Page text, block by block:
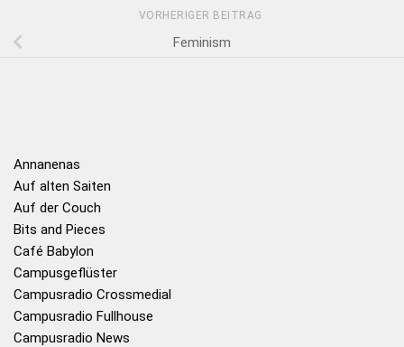
VORHERIGER BEITRAG
Feminism
Annanenas
Auf alten Saiten
Auf der Couch
Bits and Pieces
Café Babylon
Campusgeflüster
Campusradio Crossmedial
Campusradio Fullhouse
Campusradio News